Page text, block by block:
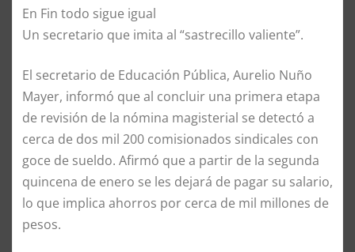
En Fin todo sigue igual
Un secretario que imita al “sastrecillo valiente”.
El secretario de Educación Pública, Aurelio Nuño
Mayer, informó que al concluir una primera etapa
de revisión de la nómina magisterial se detectó a
cerca de dos mil 200 comisionados sindicales con
goce de sueldo. Afirmó que a partir de la segunda
quincena de enero se les dejará de pagar su salario,
lo que implica ahorros por cerca de mil millones de
pesos.